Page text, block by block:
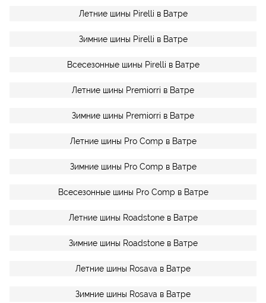
Летние шины Pirelli в Ватре
Зимние шины Pirelli в Ватре
Всесезонные шины Pirelli в Ватре
Летние шины Premiorri в Ватре
Зимние шины Premiorri в Ватре
Летние шины Pro Comp в Ватре
Зимние шины Pro Comp в Ватре
Всесезонные шины Pro Comp в Ватре
Летние шины Roadstone в Ватре
Зимние шины Roadstone в Ватре
Летние шины Rosava в Ватре
Зимние шины Rosava в Ватре